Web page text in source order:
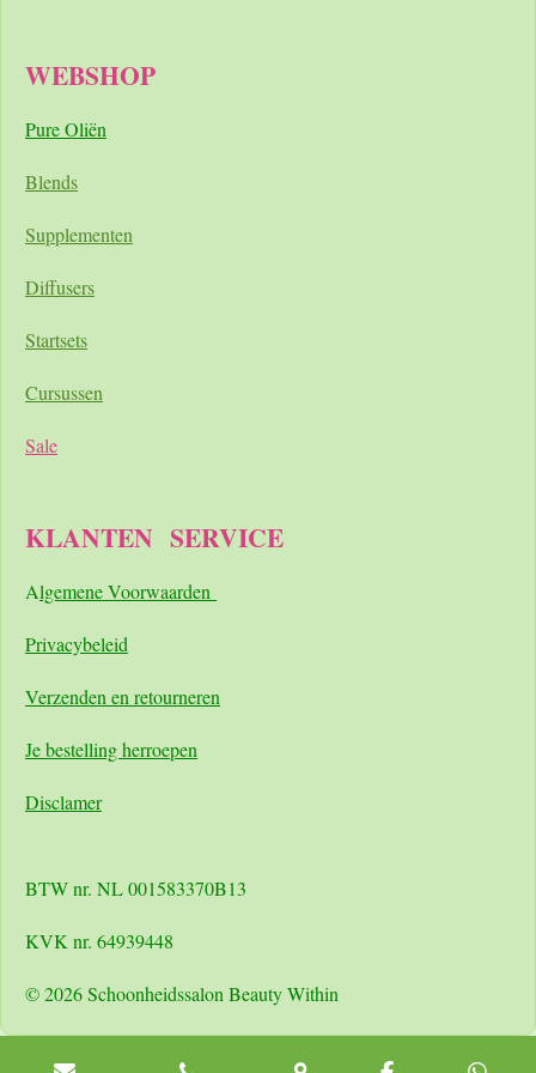
WEBSHOP
Pure Oliën
Blends
Supplementen
Diffusers
Startsets
Cursussen
Sale
KLANTEN SERVICE
Algemene Voorwaarden
Privacybeleid
Verzenden en retourneren
Je bestelling herroepen
Disclamer
BTW nr. NL 001583370B13
KVK nr. 64939448
© 2026 Schoonheidssalon Beauty Within